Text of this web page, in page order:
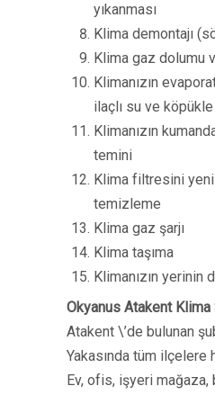
yıkanması
Klima demontajı
Klima gaz dolumu
Klimanızın
ilaçlı su ve köpükle
Klimanızın
temini
Klima filtresini
temizleme
Klima gaz şarjı
Klima taşıma
Klimanızın yerinin
Okyanus Atakent
Atakent \’de bulunan
Yakasında tüm
Ev, ofis, işyeri